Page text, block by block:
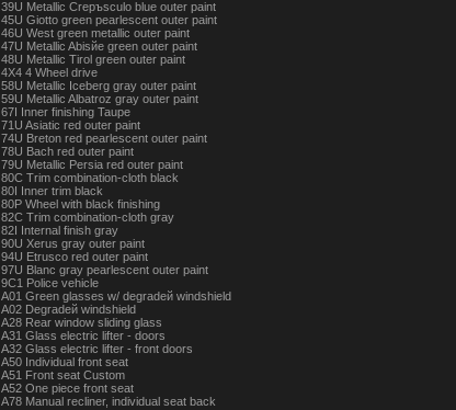
39U Metallic Crepъsculo blue outer paint
45U Giotto green pearlescent outer paint
46U West green metallic outer paint
47U Metallic Abisйe green outer paint
48U Metallic Tirol green outer paint
4X4 4 Wheel drive
58U Metallic Iceberg gray outer paint
59U Metallic Albatroz gray outer paint
67I Inner finishing Taupe
71U Asiatic red outer paint
74U Breton red pearlescent outer paint
78U Bach red outer paint
79U Metallic Persia red outer paint
80C Trim combination-cloth black
80I Inner trim black
80P Wheel with black finishing
82C Trim combination-cloth gray
82I Internal finish gray
90U Xerus gray outer paint
94U Etrusco red outer paint
97U Blanc gray pearlescent outer paint
9C1 Police vehicle
A01 Green glasses w/ degradeй windshield
A02 Degradeй windshield
A28 Rear window sliding glass
A31 Glass electric lifter - doors
A32 Glass electric lifter - front doors
A50 Individual front seat
A51 Front seat Custom
A52 One piece front seat
A78 Manual recliner, individual seat back